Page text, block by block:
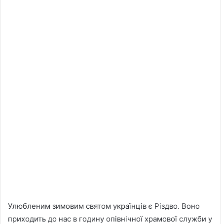
Улюбленим зимовим святом українців є Різдво. Воно
приходить до нас в годину опівнічної храмової служби у